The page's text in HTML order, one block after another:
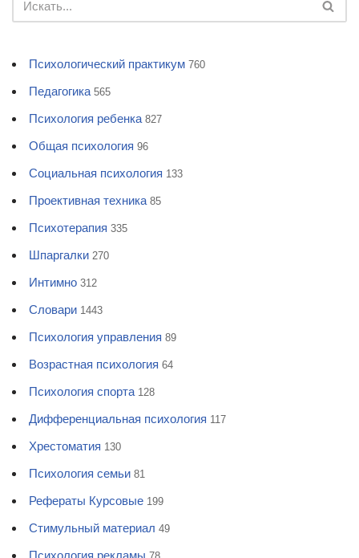
Психологический практикум 760
Педагогика 565
Психология ребенка 827
Общая психология 96
Социальная психология 133
Проективная техника 85
Психотерапия 335
Шпаргалки 270
Интимно 312
Словари 1443
Психология управления 89
Возрастная психология 64
Психология спорта 128
Дифференциальная психология 117
Хрестоматия 130
Психология семьи 81
Рефераты Курсовые 199
Стимульный материал 49